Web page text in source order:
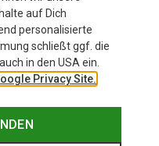
Pavei Tech Schuhe
€
auf Dich
personalisierte
schließt ggf. die
in den USA ein.
Privacy Site.